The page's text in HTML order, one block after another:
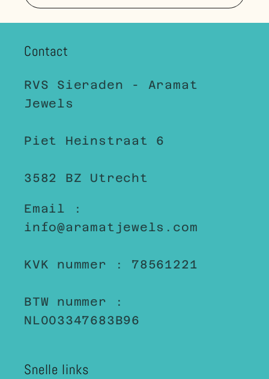
Contact
RVS Sieraden - Aramat
Jewels
Piet Heinstraat 6
3582 BZ Utrecht
Email :
info@aramatjewels.com
KVK nummer : 78561221
BTW nummer :
NL003347683B96
Snelle links